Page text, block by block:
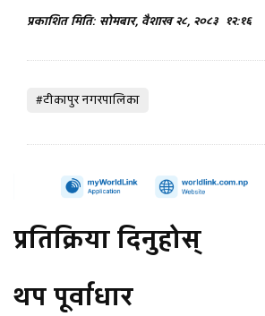
प्रकाशित मिति: सोमबार, वैशाख २८, २०८३ १२:१६
#टीकापुर नगरपालिका
प्रतिक्रिया दिनुहोस्
थप पूर्वाधार